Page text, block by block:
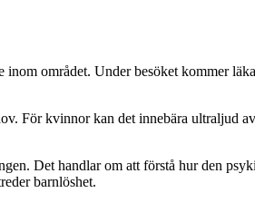
området. Under besöket kommer
För kvinnor kan det innebära ultraljud
Det handlar om att förstå hur den
barnlöshet.